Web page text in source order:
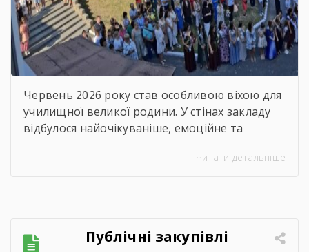
Червень 2026 року став особливою віхою для
училищної великої родини. У стінах закладу
відбулося найочікуваніше, емоційне та
Цього дня ми офіційно провели у доросле
своєї мети. Урочиста подія розпочалася з
хвилини мовчання. Схиливши голови, […]
Читати детальніше
Публічні закупівлі